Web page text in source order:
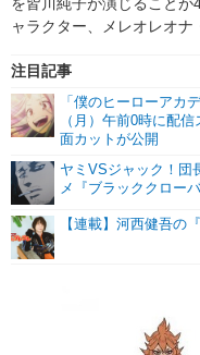
ャラクター、メレオレオナ
注目記事
「僕のヒーローアカ
（月）午前0時に配
面カットが公開
ヤミVSジャック！団
メ『ブラッククロー
【連載】河西健吾の